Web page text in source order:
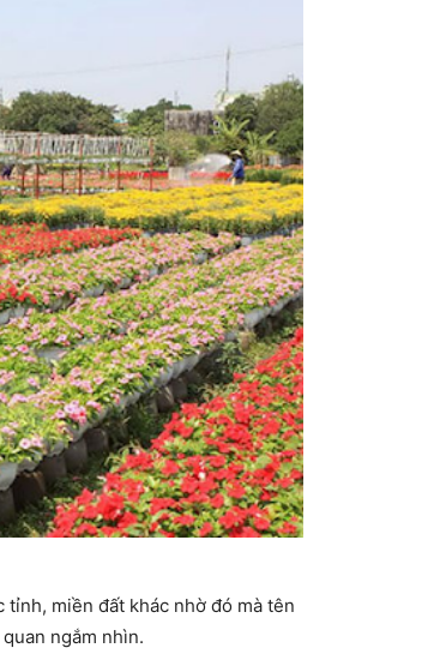
tỉnh, miền đất khác nhờ đó mà tên
ngắm nhìn.